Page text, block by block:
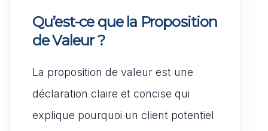
Qu’est-ce que la Proposition
de Valeur ?
La proposition de valeur est une
déclaration claire et concise qui
explique pourquoi un client potentiel